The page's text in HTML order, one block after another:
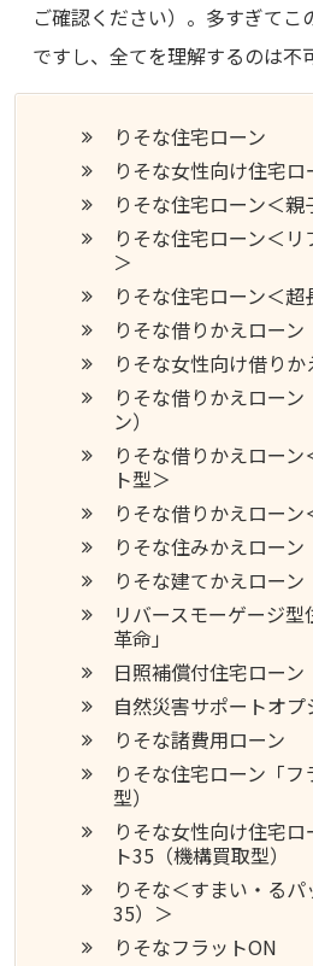
ご確認ください）。多すぎてこ
ですし、全てを理解するのは不
りそな住宅ローン
りそな女性向け住宅ロ
りそな住宅ローン＜親
りそな住宅ローン＜
＞
りそな住宅ローン＜超
りそな借りかえローン
りそな女性向け借りか
りそな借りかえロー
ン）
りそな借りかえロー
ト型＞
りそな借りかえロー
りそな住みかえローン
りそな建てかえローン
リバースモーゲージ
革命」
日照補償付住宅ローン
自然災害サポートオプ
りそな諸費用ローン
りそな住宅ローン「
型）
りそな女性向け住宅
ト35（機構買取型）
りそな＜すまい・る
35）＞
りそなフラットON